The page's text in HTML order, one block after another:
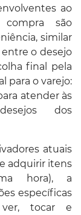
ao
são
similar
o desejo
final pela
para o varejo:
atender às
dos
atuais
adquirir itens
hora), a
específicas
tocar e